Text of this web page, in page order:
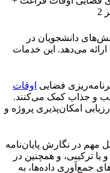
دانشجویان در
می‌دهد. این خدمات
فضایی اوقات
و جذاب کمک می‌کنند.
امکان‌پذیری پروژه و
مهم در نگارش پایان‌نامه
ترکیبی، و همچنین در
جمع‌آوری داده‌ها، به